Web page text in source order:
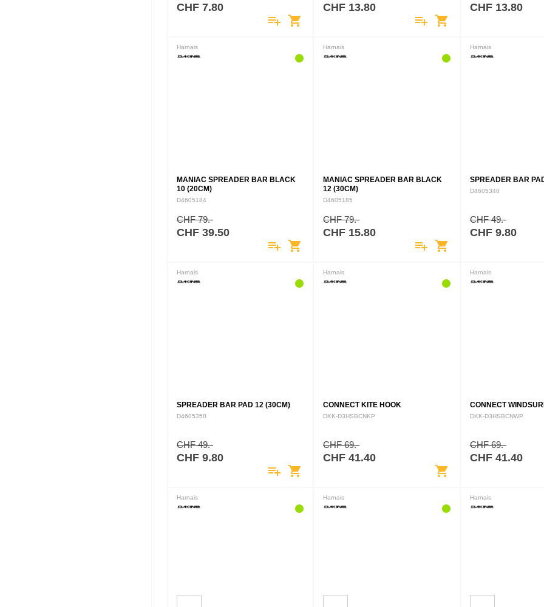
CHF 7.80
playlist_add shopping_cart
CHF 13.80
playlist_add shopping_cart
CHF 13.80
Harnais
MANIAC SPREADER BAR BLACK
10 (20CM)
D4605184
CHF 79.-
CHF 39.50
playlist_add shopping_cart
Harnais
MANIAC SPREADER BAR BLACK
12 (30CM)
D4605185
CHF 79.-
CHF 15.80
playlist_add shopping_cart
Harnais
SPREADER BAR
D4605340
CHF 49.-
CHF 9.80
Harnais
SPREADER BAR PAD 12 (30CM)
D4605350
CHF 49.-
CHF 9.80
playlist_add shopping_cart
Harnais
CONNECT KITE HOOK
DKK-D3HSBCNKP
CHF 69.-
CHF 41.40
shopping_cart
Harnais
CONNECT
DKK-D3HSBCNWP
CHF 69.-
CHF 41.40
Harnais Harnais Harnais